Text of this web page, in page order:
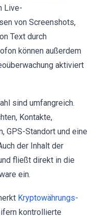
Live-
von Screenshots,
Text durch
können außerdem
aktiviert
sind umfangreich.
Kontakte,
GPS-Standort und eine
der Inhalt der
fließt direkt in die
ein.
Kryptowährungs-
kontrollierte